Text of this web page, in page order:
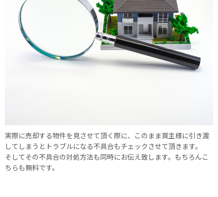
実際に売却する物件を見させて頂く際に、このまま買主様に引き渡
してしまうとトラブルになる不具合もチェックさせて頂きます。
そしてその不具合の対処方法も同時にお伝え致します。もちろんこ
ちらも無料です。